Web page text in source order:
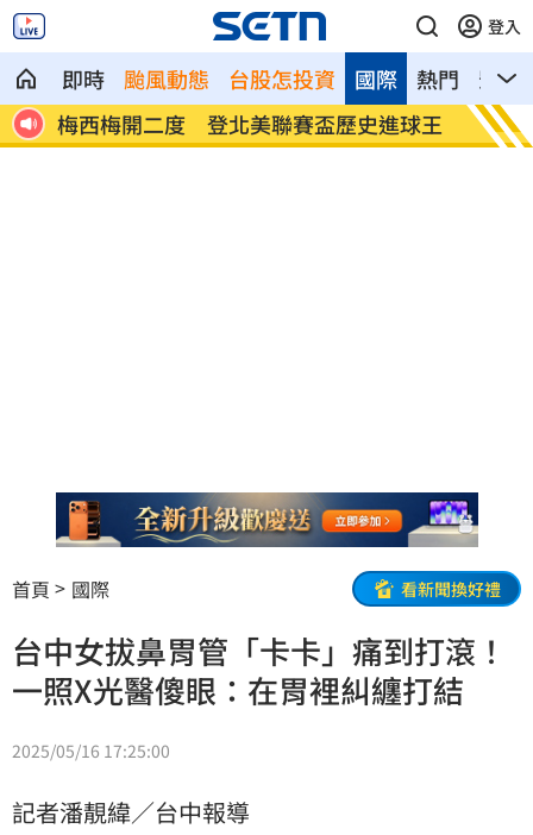
登入
即時 颱風動態 台股怎投資 熱門 影音
國際
打
梅西梅開二度 登北美聯賽盃歷史進球王
挖童
煞
首頁 國際 看新聞換好禮
台中女拔鼻胃管「卡卡」痛到打滾！
一照X光醫傻眼：在胃裡糾纏打結
2025/05/16 17:25:00
記者潘靚緯／台中報導